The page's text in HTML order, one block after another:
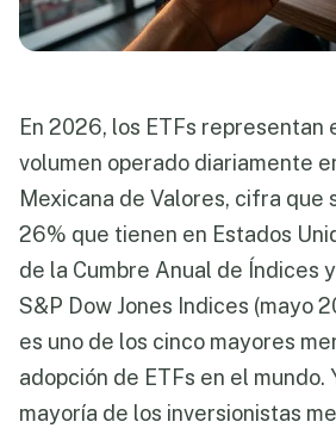
En 2026, los ETFs representan
volumen operado diariamente
Mexicana de Valores, cifra que
26% que tienen en Estados
de la Cumbre Anual de Índices
S&P Dow Jones Indices (mayo
es uno de los cinco mayores
adopción de ETFs en el mundo.
mayoría de los inversionistas